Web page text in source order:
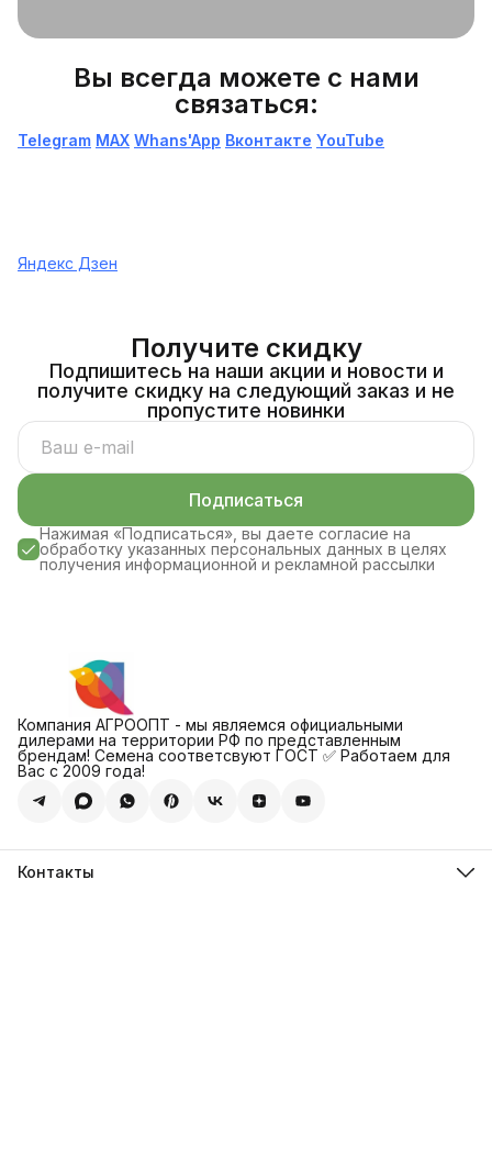
Вы всегда можете с нами
связаться:
Telegram МАХ Whans'App Вконтакте YouTube
Яндекс Дзен
Получите скидку
Подпишитесь на наши акции и новости и
получите скидку на следующий заказ и не
пропустите новинки
Подписаться
Нажимая «Подписаться», вы даете согласие на
обработку указанных персональных данных в целях
получения информационной и рекламной рассылки
Компания АГРООПТ - мы являемся официальными
дилерами на территории РФ по представленным
брендам! Семена соответсвуют ГОСТ ✅ Работаем для
Вас с 2009 года!
Контакты